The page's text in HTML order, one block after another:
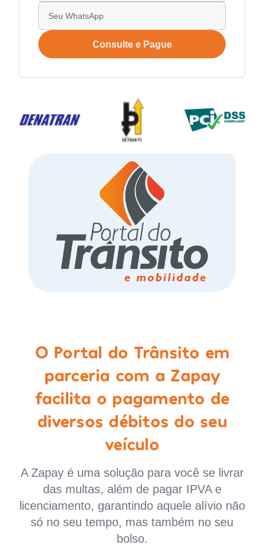
Consulte e Pague
O Portal do Trânsito em
parceria com a Zapay
facilita o pagamento de
diversos débitos do seu
veículo
A Zapay é uma solução para você se livrar
das multas, além de pagar IPVA e
licenciamento, garantindo aquele alívio não
só no seu tempo, mas também no seu
bolso.